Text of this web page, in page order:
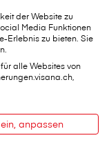
der Website zu
Media Funktionen
Erlebnis zu bieten. Sie
alle Websites von
anpassen